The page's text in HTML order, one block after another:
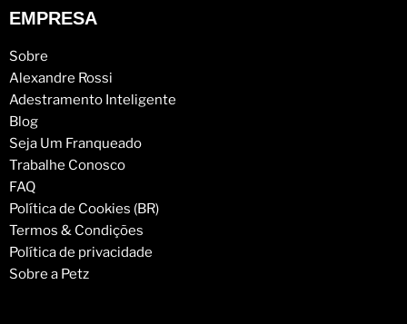
EMPRESA
Sobre
Alexandre Rossi
Adestramento Inteligente
Blog
Seja Um Franqueado
Trabalhe Conosco
FAQ
Política de Cookies (BR)
Termos & Condições
Política de privacidade
Sobre a Petz